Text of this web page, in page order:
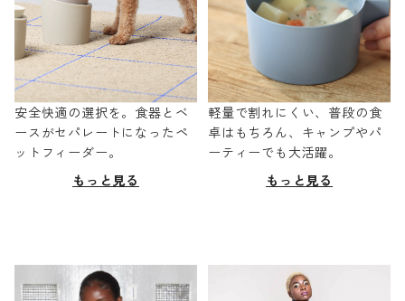
安全快適の選択を。食器とベ
ースがセパレートになったペ
ットフィーダー。
もっと見る
軽量で割れにくい、普段の食
卓はもちろん、キャンプやパ
ーティーでも大活躍。
もっと見る